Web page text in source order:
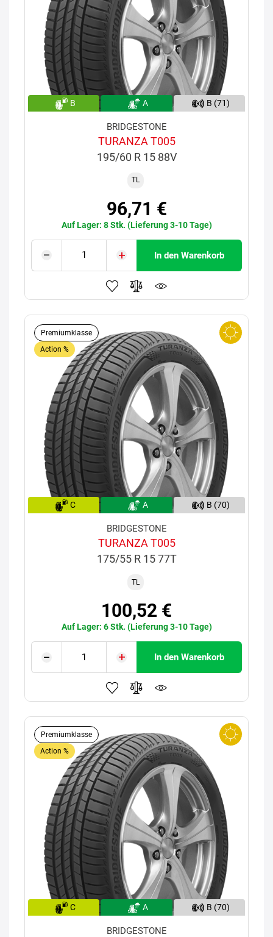
B A B (71)
BRIDGESTONE
TURANZA T005
195/60 R 15 88V
TL
96,71 €
Auf Lager: 8 Stk. (Lieferung 3-10 Tage)
In den Warenkorb
Premiumklasse
Action %
C A B (70)
BRIDGESTONE
TURANZA T005
175/55 R 15 77T
TL
100,52 €
Auf Lager: 6 Stk. (Lieferung 3-10 Tage)
In den Warenkorb
Premiumklasse
Action %
C A B (70)
BRIDGESTONE